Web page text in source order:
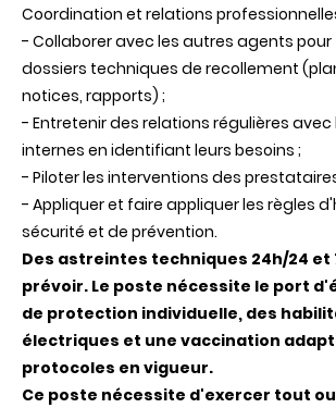
Coordination et relations
- Collaborer avec les autres agents pour
dossiers techniques de recollement
notices, rapports) ;
- Entretenir des relations régulières avec
internes en identifiant leurs besoins ;
- Piloter les interventions des
- Appliquer et faire appliquer les règles
sécurité et de prévention.
Des astreintes techniques 24h/24 et
prévoir. Le poste nécessite le port
de protection individuelle, des
électriques et une vaccination
protocoles en vigueur.
Ce poste nécessite d'exercer tout